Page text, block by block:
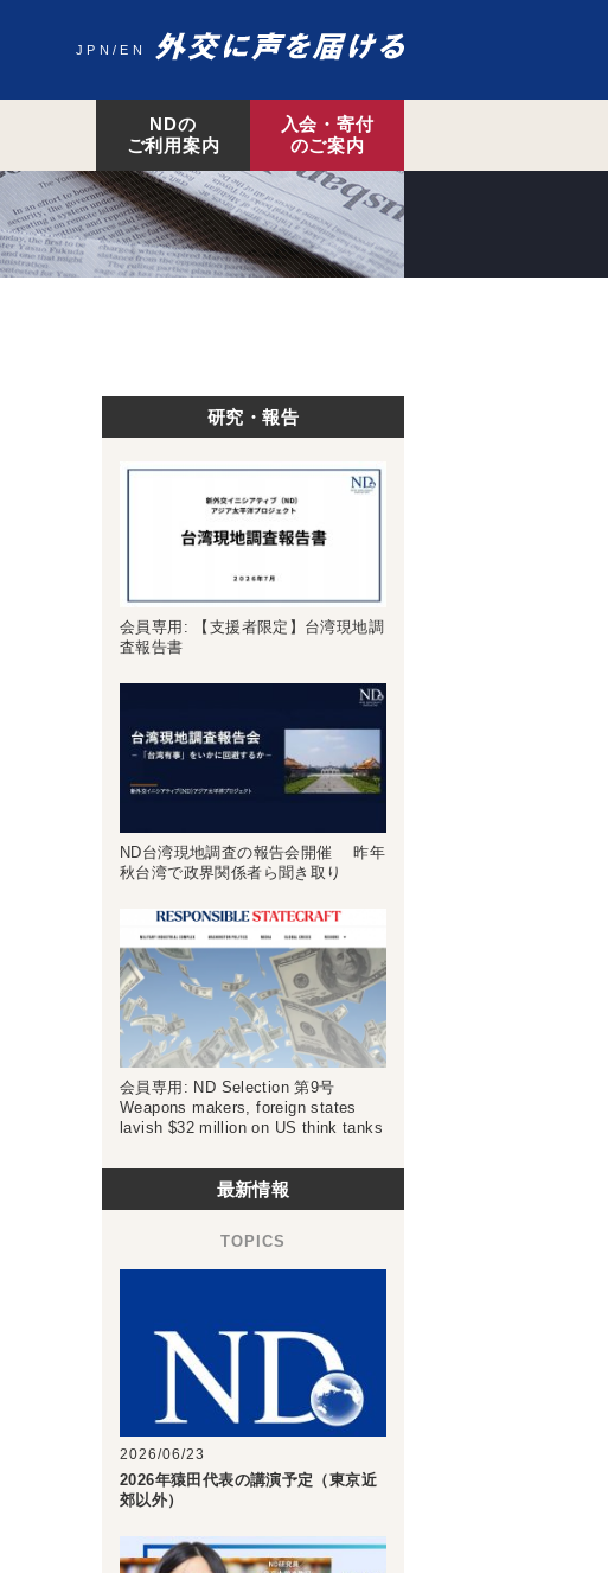
JPN EN
NDの
ご利用案内
入会・寄付
のご案内
研究・報告
会員専用: 【支援者限定】台湾現地調
査報告書
ND台湾現地調査の報告会開催 昨年
秋台湾で政界関係者ら聞き取り
会員専用: ND Selection 第9号
Weapons makers, foreign states
lavish $32 million on US think tanks
最新情報
2026/06/23
2026年猿田代表の講演予定（東京近
郊以外）